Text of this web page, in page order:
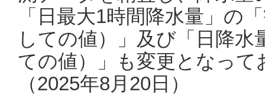
「日最大1時間降水量」の
しての値）」及び「日降
ての値）」も変更となっ
（2025年8月20日）